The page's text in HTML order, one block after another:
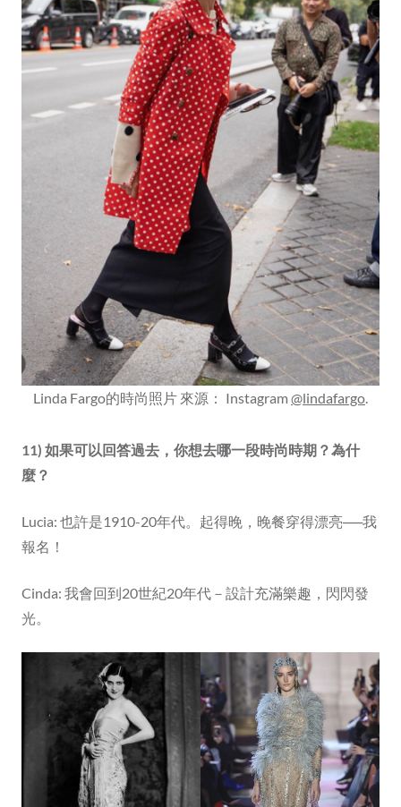
Linda Fargo的時尚照片 來源： Instagram@lindafargo
11) 如果可以回答過去，你想去哪一段時尚時期？為什
麼？
Lucia: 也許是1910-20年代。起得晚，晚餐穿得漂亮──我
報名！
Cinda: 我會回到20世紀20年代－設計充滿樂趣，閃閃發
光。